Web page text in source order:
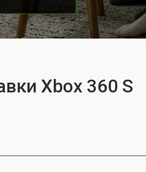
Xbox 360 S